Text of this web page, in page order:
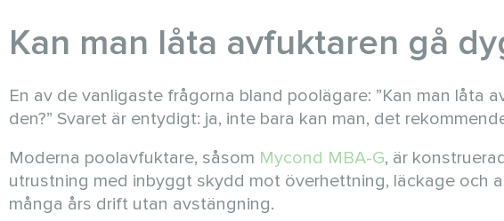
Kan man låta avfuktaren gå
En av de vanligaste frågorna bland poolägare: ”Kan man
den?” Svaret är entydigt: ja, inte bara kan man, det
Moderna poolavfuktare, såsom Mycond MBA-G, är
utrustning med inbyggt skydd mot överhettning, läckage och
många års drift utan avstängning.